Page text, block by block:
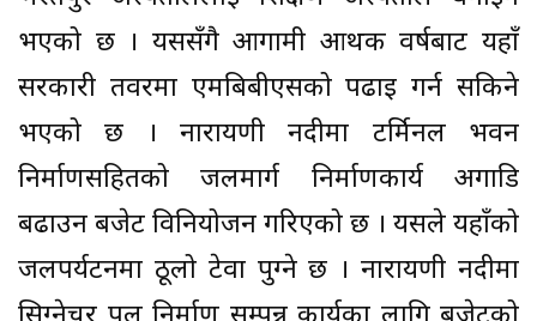
भएको छ । यससँगै आगामी आर्थिक वर्षबाट यहाँ
सरकारी तवरमा एमबिबीएसको पढाइ गर्न सकिने
भएको छ । नारायणी नदीमा टर्मिनल भवन
निर्माणसहितको जलमार्ग निर्माणकार्य अगाडि
बढाउन बजेट विनियोजन गरिएको छ । यसले यहाँको
जलपर्यटनमा ठूलो टेवा पुग्ने छ । नारायणी नदीमा